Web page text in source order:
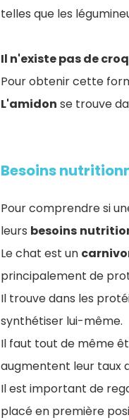
telles que les
Il n'existe pas de
Pour obtenir cette
L'amidon se trouve
Besoins
Pour comprendre si
leurs besoins
Le chat est un
principalement de
Il trouve dans les
synthétiser lui-même.
Il faut tout de même
augmentent leur taux
Il est important de
placé en première